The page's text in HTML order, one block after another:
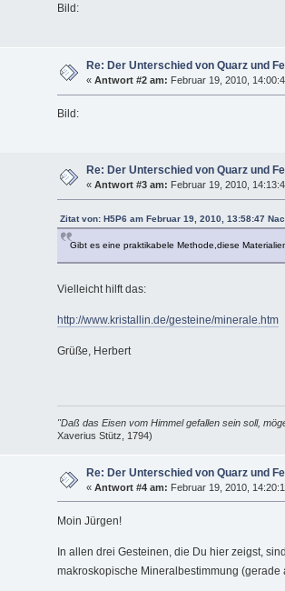
Bild:
Re: Der Unterschied von Quarz und
« Antwort #2 am: Februar 19, 2010,
Bild:
Re: Der Unterschied von Quarz und
« Antwort #3 am: Februar 19, 2010,
Zitat von: H5P6 am Februar 19, 2010, 13:58:47
Gibt es eine praktikabele Methode,diese
Vielleicht hilft das:
http://www.kristallin.de/gesteine/minerale.htm
Grüße, Herbert
"Daß das Eisen vom Himmel gefallen sein soll,
Xaverius Stütz, 1794)
Re: Der Unterschied von Quarz und
« Antwort #4 am: Februar 19, 2010,
Moin Jürgen!
In allen drei Gesteinen, die Du hier zeigst,
makroskopische Mineralbestimmung (gerade